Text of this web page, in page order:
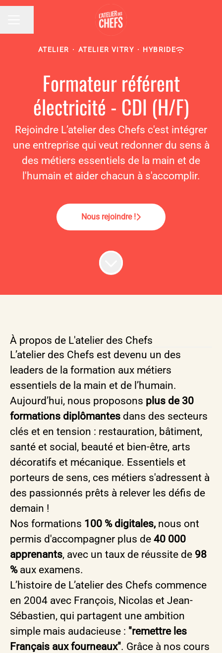
ATELIER · ATELIER VITRY · HYBRIDE
Formateur référent
électricité - CDI (H/F)
Rejoindre L’atelier des Chefs c'est intégrer
une entreprise qui veut redonner du sens à
des métiers essentiels de la main et de
l'humain et aider chacun à s'accomplir.
Nous rejoindre !
À propos de L'atelier des Chefs
L’atelier des Chefs est devenu un des
leaders de la formation aux métiers
essentiels de la main et de l’humain.
Aujourd’hui, nous proposons plus de 30
formations diplômantes dans des secteurs
clés et en tension : restauration, bâtiment,
santé et social, beauté et bien-être, arts
décoratifs et mécanique. Essentiels et
porteurs de sens, ces métiers s'adressent à
des passionnés prêts à relever les défis de
demain !
Nos formations 100 % digitales, nous ont
permis d'accompagner plus de 40 000
apprenants, avec un taux de réussite de 98
%aux examens.
L’histoire de L’atelier des Chefs commence
en 2004 avec François, Nicolas et Jean-
Sébastien, qui partagent une ambition
simple mais audacieuse : "remettre les
Français aux fourneaux". Grâce à nos cours